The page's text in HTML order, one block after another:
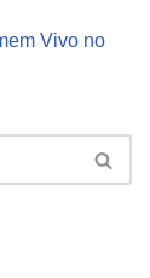
Vivo no